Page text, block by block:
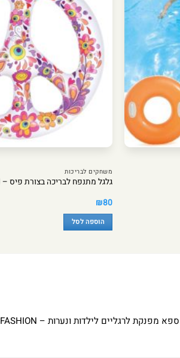
משחקים לבריכות
גלגל מתנפח לבריכה בצורת פיס – INFINITY SUN
₪80
הוספה לסל
ערכת ספא מפנקת לרגליים לילדות ונערות – FASHION